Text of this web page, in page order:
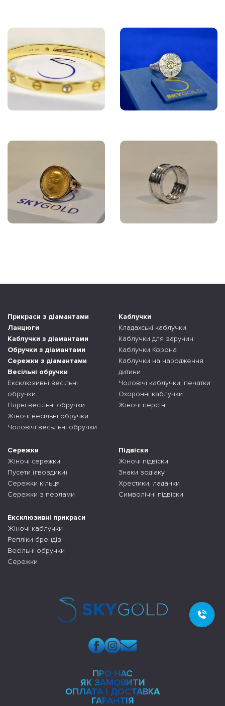
Прикраси з діамантами
Ланцюги
Каблучки з діамантами
Обручки з діамантами
Сережки з діамантами
Весільні обручки
Ексклюзивні весільні
обручки
Парні весільні обручки
Жіночі весільні обручки
Чоловічі весьльні обручки
Каблучки
Кладахські каблучки
Каблучки для заручин
Каблучки Корона
Каблучки на народження
дитини
Чоловічі каблучки, печатки
Охоронні каблучки
Жіночі перстні
Сережки
Жіночі сережки
Пусети (гвоздики)
Сережки кільця
Сережки з перлами
Підвіски
Жіночі підвіски
Знаки зодіаку
Хрестики, ладанки
Символічні підвіски
Ексклюзивні прикраси
Жіночі каблучки
Репліки брендів
Весільні обручки
Сережки
ПРО НАС
ЯК ЗАМОВИТИ
ОПЛАТА І ДОСТАВКА
ГАРАНТІЯ